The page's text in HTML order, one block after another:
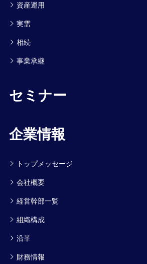
資産運用
実需
相続
事業承継
セミナー
企業情報
トップメッセージ
会社概要
経営幹部一覧
組織構成
沿革
財務情報